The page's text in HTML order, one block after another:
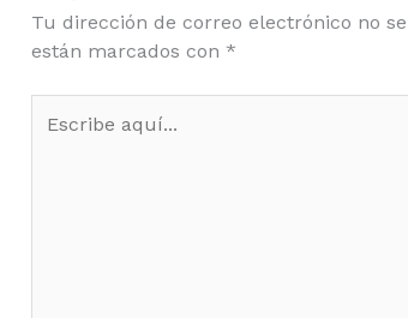
Tu dirección de correo electrónico no
están marcados con *
aquí...